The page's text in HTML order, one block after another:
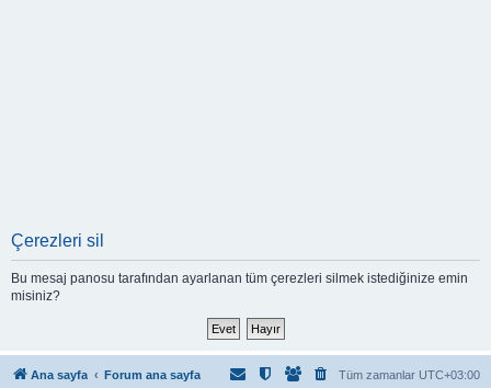
Çerezleri sil
Bu mesaj panosu tarafından ayarlanan tüm çerezleri silmek istediğinize emin
misiniz?
Ana sayfa Forum ana sayfa Tüm zamanlar UTC+03:00